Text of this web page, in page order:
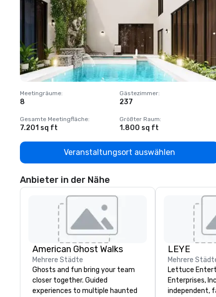
Meetingräume:
8
Gästezimmer:
237
Gesamte Meetingfläche:
7.201 sq ft
Größter Raum:
1.800 sq ft
Veranstaltungsort auswählen
Anbieter in der Nähe
American Ghost Walks
Mehrere Städte
Ghosts and fun bring your team
closer together. Guided
experiences to multiple haunted
LEYE
Mehrere
Lettuce
Enterprises,
independent,